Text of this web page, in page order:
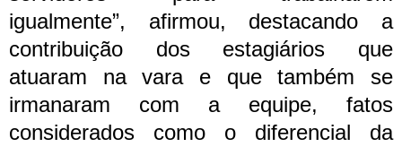
igualmente”, afirmou, destacando a
contribuição dos estagiários que
atuaram na vara e que também se
irmanaram com a equipe, fatos
considerados como o diferencial da